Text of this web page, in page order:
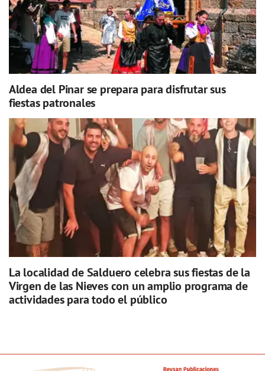
Aldea del Pinar se prepara para disfrutar sus
fiestas patronales
La localidad de Salduero celebra sus fiestas de la
Virgen de las Nieves con un amplio programa de
actividades para todo el público